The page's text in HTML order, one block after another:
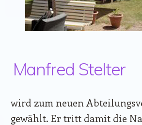
Manfred Stelter
wird zum neuen
gewählt. Er tritt damit die